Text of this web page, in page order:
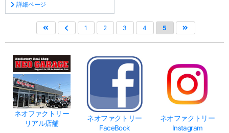
詳細ページ
1 2 3 4 5
ネオファクトリー
リアル店舗
ネオファクトリー
FaceBook
ネオファクトリー
Instagram